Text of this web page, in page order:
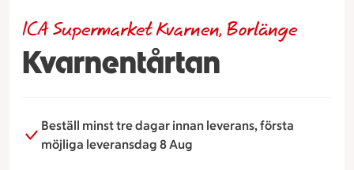
Kvarnentårtan
ICA Supermarket Kvarnen, Borlänge
Beställ minst tre dagar innan leverans, första
möjliga leveransdag 8 Aug